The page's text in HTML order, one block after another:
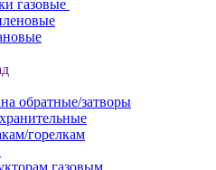
газовые
обратные/затворы
горелкам
газовым